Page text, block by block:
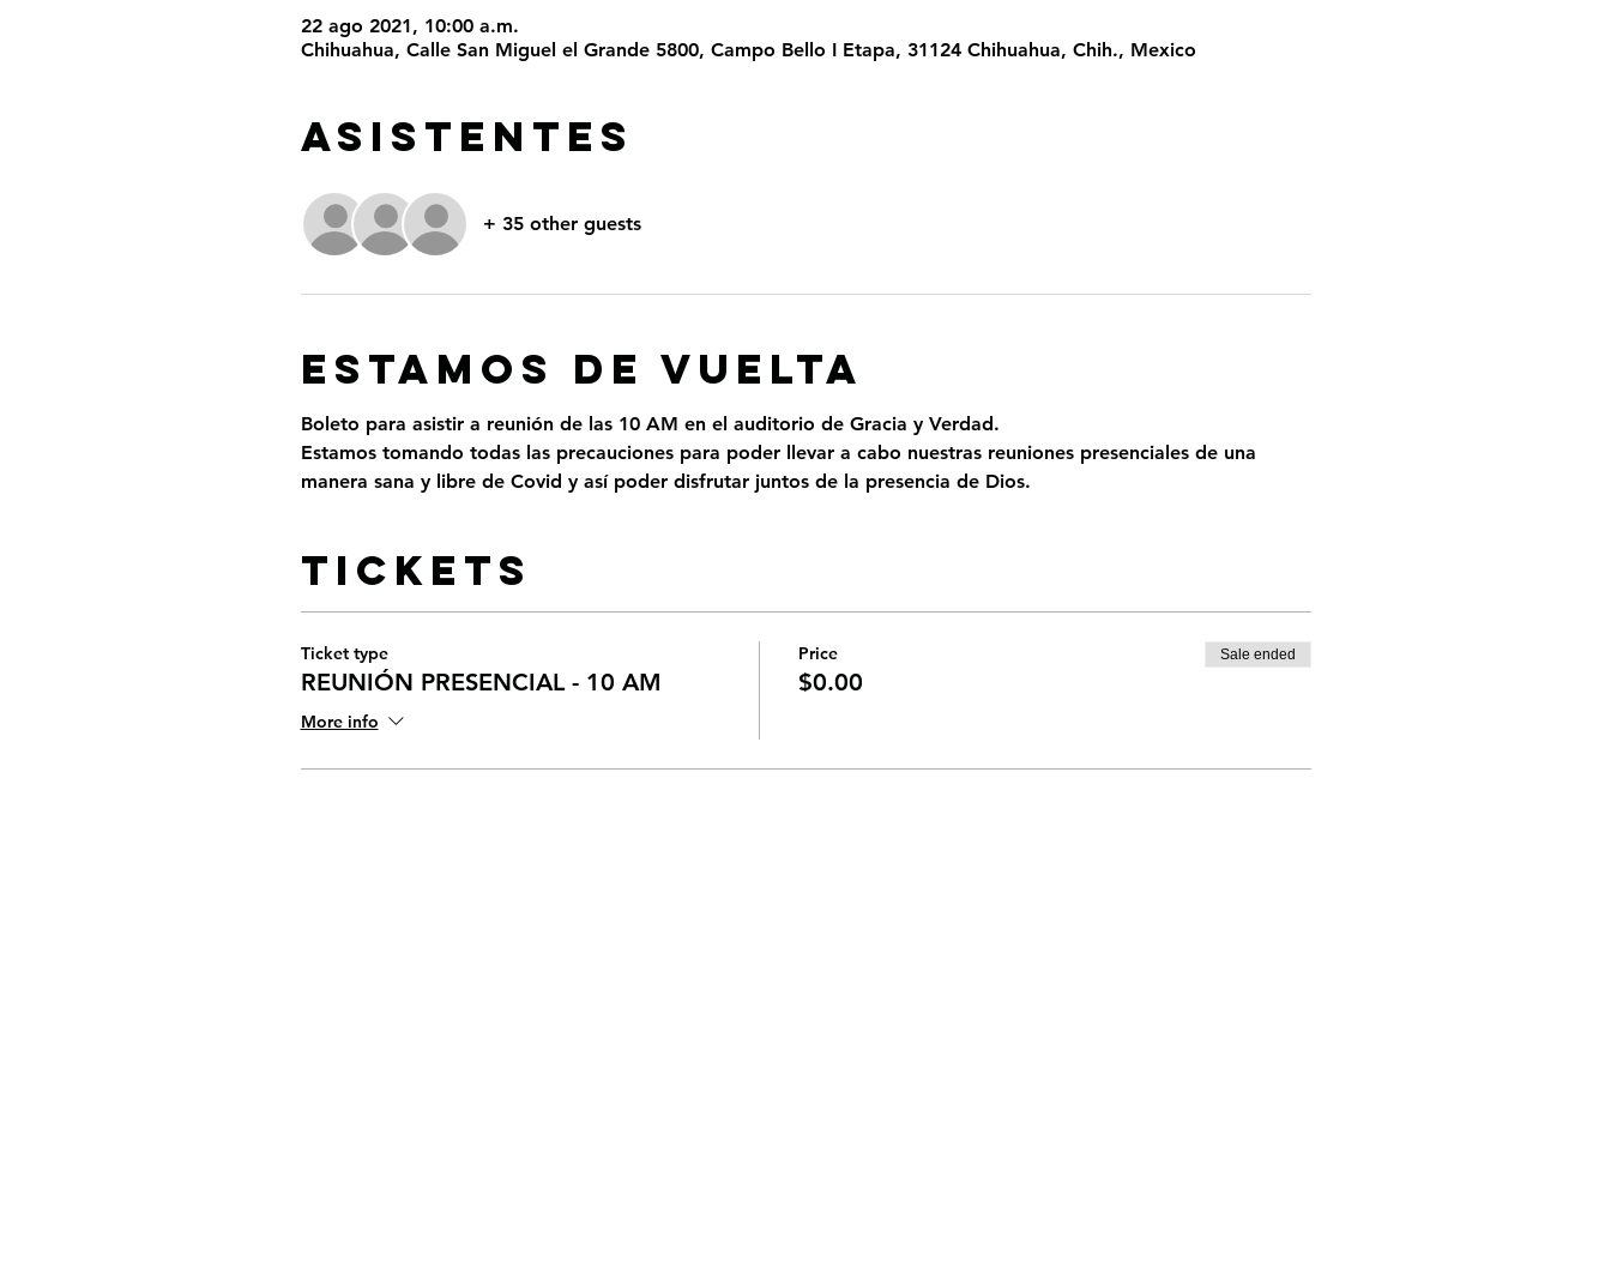
22 ago 2021, 10:00 a.m.
Chihuahua, Calle San Miguel el Grande 5800, Campo Bello I Etapa, 31124 Chihuahua, Chih., Mexico
ASISTENTES
+ 35 other guests
ESTAMOS DE VUELTA
Boleto para asistir a reunión de las 10 AM en el auditorio de Gracia y Verdad.
Estamos tomando todas las precauciones para poder llevar a cabo nuestras reuniones presenciales de una
manera sana y libre de Covid y así poder disfrutar juntos de la presencia de Dios.
Tickets
Ticket type
REUNIÓN PRESENCIAL - 10 AM
More info
Price
$0.00
Sale ended